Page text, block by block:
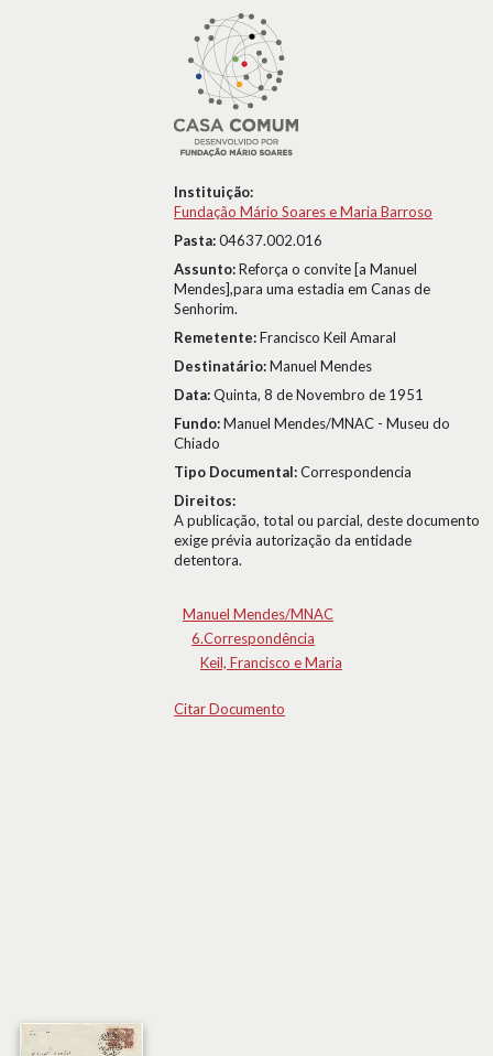
Instituição:
Fundação Mário Soares e Maria Barroso
Pasta:04637.002.016
Assunto:Reforça o convite [a Manuel
Mendes],para uma estadia em Canas de
Senhorim.
Remetente:Francisco Keil Amaral
Destinatário:Manuel Mendes
Data:Quinta, 8 de Novembro de 1951
Fundo:Manuel Mendes/MNAC - Museu do
Chiado
Tipo Documental:Correspondencia
Direitos:
A publicação, total ou parcial, deste documento
exige prévia autorização da entidade
detentora.
Manuel Mendes/MNAC
6.Correspondência
Keil, Francisco e Maria
Citar Documento